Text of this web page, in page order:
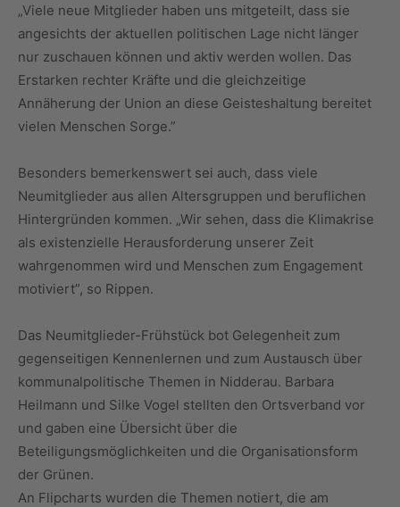
„Viele neue Mitglieder haben uns mitgeteilt, dass sie
angesichts der aktuellen politischen Lage nicht länger
nur zuschauen können und aktiv werden wollen. Das
Erstarken rechter Kräfte und die gleichzeitige
Annäherung der Union an diese Geisteshaltung bereitet
vielen Menschen Sorge.”
Besonders bemerkenswert sei auch, dass viele
Neumitglieder aus allen Altersgruppen und beruflichen
Hintergründen kommen. „Wir sehen, dass die Klimakrise
als existenzielle Herausforderung unserer Zeit
wahrgenommen wird und Menschen zum Engagement
motiviert”, so Rippen.
Das Neumitglieder-Frühstück bot Gelegenheit zum
gegenseitigen Kennenlernen und zum Austausch über
kommunalpolitische Themen in Nidderau. Barbara
Heilmann und Silke Vogel stellten den Ortsverband vor
und gaben eine Übersicht über die
Beteiligungsmöglichkeiten und die Organisationsform
der Grünen.
An Flipcharts wurden die Themen notiert, die am